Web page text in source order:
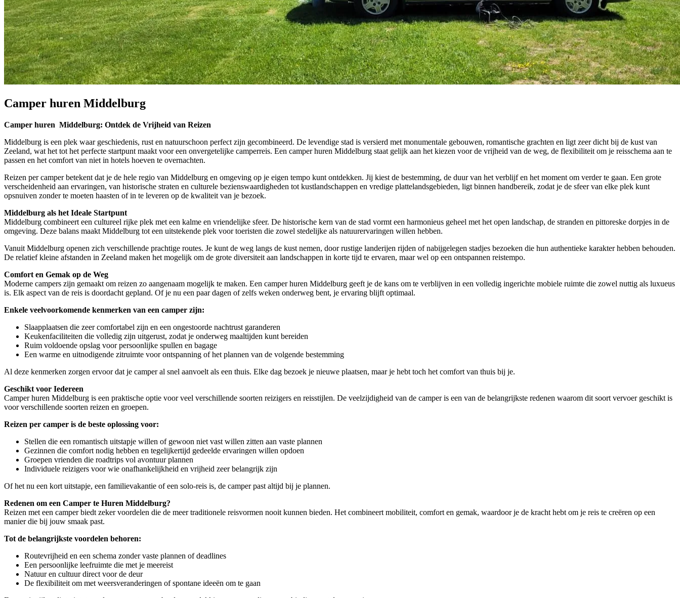
Camper huren Middelburg
Camper huren Middelburg: Ontdek de Vrijheid van Reizen
Middelburg is een plek waar geschiedenis, rust en natuurschoon perfect zijn gecombineerd. De levendige stad is versierd met monumentale gebouwen, romantische grachten en ligt zeer dicht bij de kust van
Zeeland, wat het tot het perfecte startpunt maakt voor een onvergetelijke camperreis. Een camper huren Middelburg staat gelijk aan het kiezen voor de vrijheid van de weg, de flexibiliteit om je reisschema aan te
passen en het comfort van niet in hotels hoeven te overnachten.
Reizen per camper betekent dat je de hele regio van Middelburg en omgeving op je eigen tempo kunt ontdekken. Jij kiest de bestemming, de duur van het verblijf en het moment om verder te gaan. Een grote
verscheidenheid aan ervaringen, van historische straten en culturele bezienswaardigheden tot kustlandschappen en vredige plattelandsgebieden, ligt binnen handbereik, zodat je de sfeer van elke plek kunt
opsnuiven zonder te moeten haasten of in te leveren op de kwaliteit van je bezoek.
Middelburg als het Ideale Startpunt
Middelburg combineert een cultureel rijke plek met een kalme en vriendelijke sfeer. De historische kern van de stad vormt een harmonieus geheel met het open landschap, de stranden en pittoreske dorpjes in de
omgeving. Deze balans maakt Middelburg tot een uitstekende plek voor toeristen die zowel stedelijke als natuurervaringen willen hebben.
Vanuit Middelburg openen zich verschillende prachtige routes. Je kunt de weg langs de kust nemen, door rustige landerijen rijden of nabijgelegen stadjes bezoeken die hun authentieke karakter hebben behouden.
De relatief kleine afstanden in Zeeland maken het mogelijk om de grote diversiteit aan landschappen in korte tijd te ervaren, maar wel op een ontspannen reistempo.
Comfort en Gemak op de Weg
Moderne campers zijn gemaakt om reizen zo aangenaam mogelijk te maken. Een camper huren Middelburg geeft je de kans om te verblijven in een volledig ingerichte mobiele ruimte die zowel nuttig als luxueus
is. Elk aspect van de reis is doordacht gepland. Of je nu een paar dagen of zelfs weken onderweg bent, je ervaring blijft optimaal.
Enkele veelvoorkomende kenmerken van een camper zijn:
Slaapplaatsen die zeer comfortabel zijn en een ongestoorde nachtrust garanderen
Keukenfaciliteiten die volledig zijn uitgerust, zodat je onderweg maaltijden kunt bereiden
Ruim voldoende opslag voor persoonlijke spullen en bagage
Een warme en uitnodigende zitruimte voor ontspanning of het plannen van de volgende bestemming
Al deze kenmerken zorgen ervoor dat je camper al snel aanvoelt als een thuis. Elke dag bezoek je nieuwe plaatsen, maar je hebt toch het comfort van thuis bij je.
Geschikt voor Iedereen
Camper huren Middelburg is een praktische optie voor veel verschillende soorten reizigers en reisstijlen. De veelzijdigheid van de camper is een van de belangrijkste redenen waarom dit soort vervoer geschikt is
voor verschillende soorten reizen en groepen.
Reizen per camper is de beste oplossing voor:
Stellen die een romantisch uitstapje willen of gewoon niet vast willen zitten aan vaste plannen
Gezinnen die comfort nodig hebben en tegelijkertijd gedeelde ervaringen willen opdoen
Groepen vrienden die roadtrips vol avontuur plannen
Individuele reizigers voor wie onafhankelijkheid en vrijheid zeer belangrijk zijn
Of het nu een kort uitstapje, een familievakantie of een solo-reis is, de camper past altijd bij je plannen.
Redenen om een Camper te Huren Middelburg?
Reizen met een camper biedt zeker voordelen die de meer traditionele reisvormen nooit kunnen bieden. Het combineert mobiliteit, comfort en gemak, waardoor je de kracht hebt om je reis te creëren op een
manier die bij jouw smaak past.
Tot de belangrijkste voordelen behoren:
Routevrijheid en een schema zonder vaste plannen of deadlines
Een persoonlijke leefruimte die met je meereist
Natuur en cultuur direct voor de deur
De flexibiliteit om met weersveranderingen of spontane ideeën om te gaan